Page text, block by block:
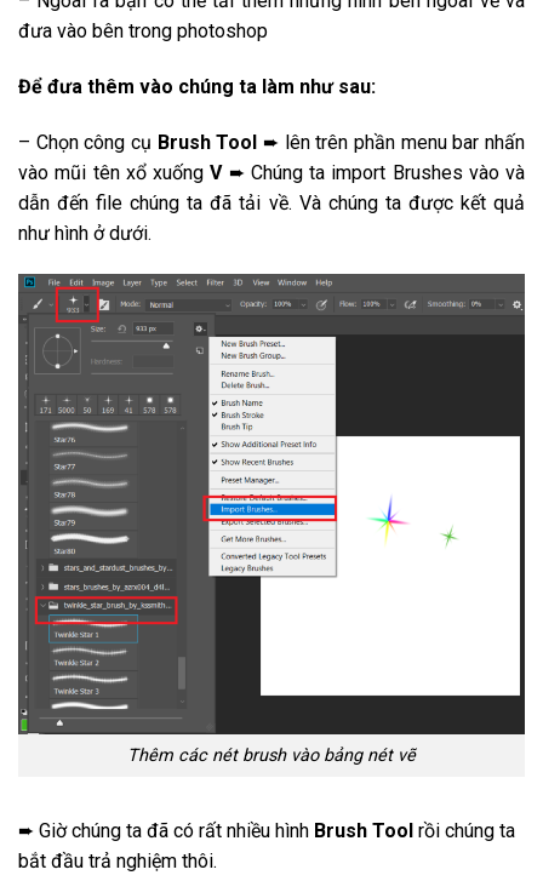
đưa vào bên trong photoshop
Để đưa thêm vào chúng ta làm như sau:
– Chọn công cụ Brush Tool ➨ lên trên phần menu bar nhấn
vào mũi tên xổ xuốngV➨ Chúng ta import Brushes vào và
dẫn đến file chúng ta đã tải về. Và chúng ta được kết quả
như hình ở dưới.
Thêm các nét brush vào bảng nét vẽ
➨ Giờ chúng ta đã có rất nhiều hình Brush Tool rồi chúng ta
bắt đầu trả nghiệm thôi.